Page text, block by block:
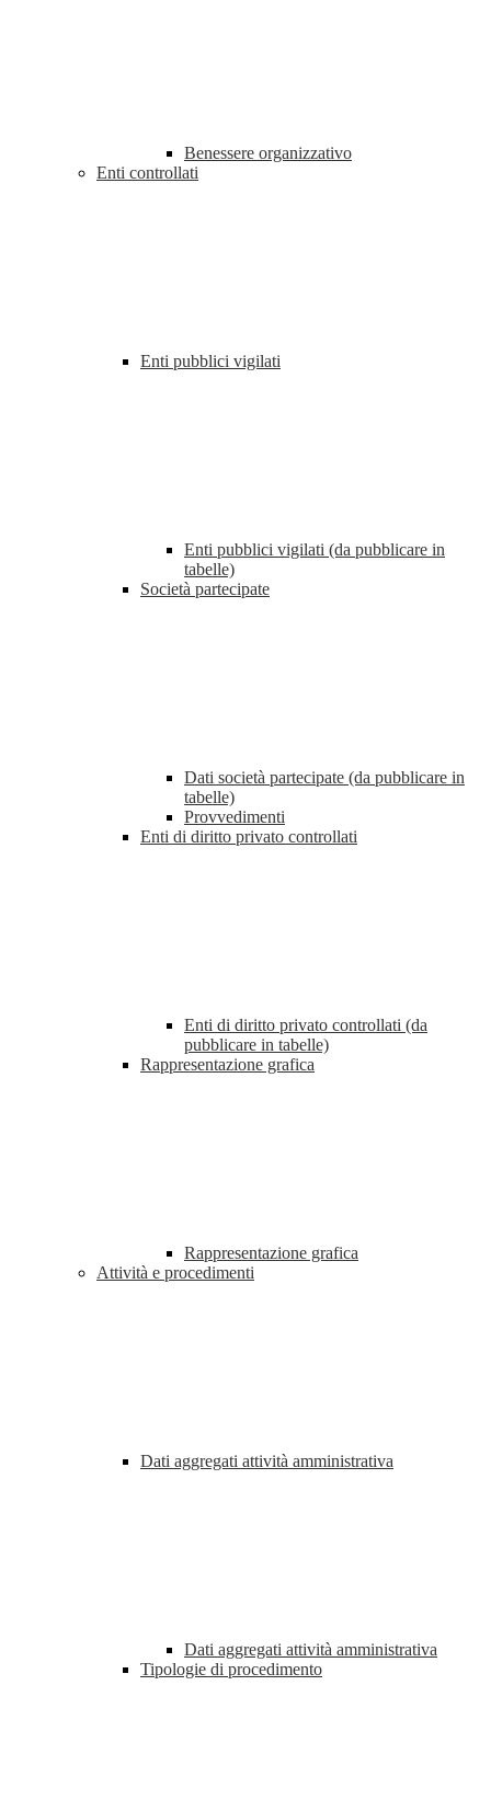
Benessere organizzativo
Enti controllati
Enti pubblici vigilati
Enti pubblici vigilati (da pubblicare in
tabelle)
Società partecipate
Dati società partecipate (da pubblicare in
tabelle)
Provvedimenti
Enti di diritto privato controllati
Enti di diritto privato controllati (da
pubblicare in tabelle)
Rappresentazione grafica
Rappresentazione grafica
Attività e procedimenti
Dati aggregati attività amministrativa
Dati aggregati attività amministrativa
Tipologie di procedimento